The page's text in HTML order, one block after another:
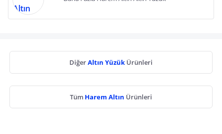
DiğerAltın Yüzük Ürünleri
Tüm Harem Altın Ürünleri